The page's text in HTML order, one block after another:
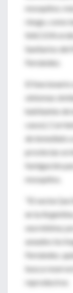
mosquitos;
riesgo, como
NACION el
Sanitarios
Fernández.
El
síntomas
habitantes de
casos),
de inmediato
provincias se
fumigación
mosquitos.
"El vector
en la
sea mínima;
aseados los
Fernández,
busca
reproducirse.